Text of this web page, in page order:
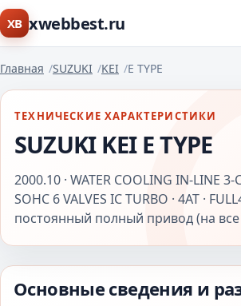
XB xwebbest.ru
Главная SUZUKI KEI E TYPE
ТЕХНИЧЕСКИЕ ХАРАКТЕРИСТИКИ
SUZUKI KEI E TYPE
2000.10 · WATER COOLING IN-LINE 3-
SOHC 6 VALVES IC TURBO · 4AT ·
постоянный полный привод (на все
Основные сведения и